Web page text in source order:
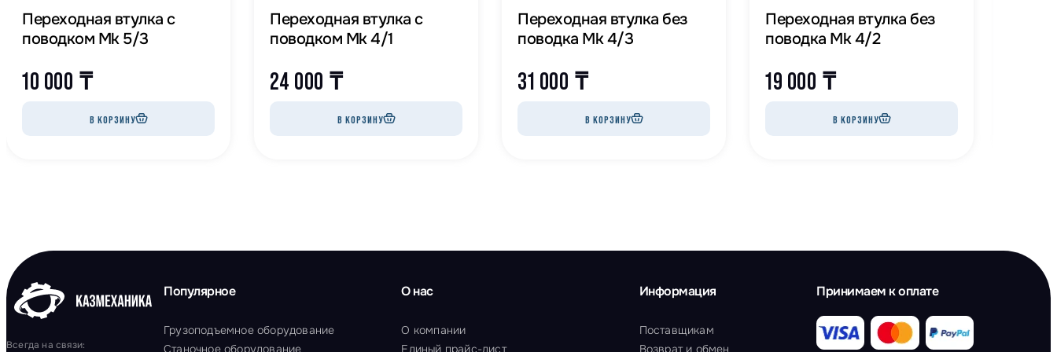
Переходная втулка с
поводком Mk 5/3
10 000 ₸
В КОРЗИНУ
Переходная втулка с
поводком Mk 4/1
24 000 ₸
В КОРЗИНУ
Переходная втулка без
поводка Mk 4/3
31 000 ₸
В КОРЗИНУ
Переходная втулка без
поводка Mk 4/2
19 000 ₸
В КОРЗИНУ
Всегда на связи:
Популярное
Грузоподъемное оборудование
Станочное оборудование
О нас
О компании
Единый прайс-лист
Информация
Поставщикам
Возврат и обмен
Принимаем к оплате